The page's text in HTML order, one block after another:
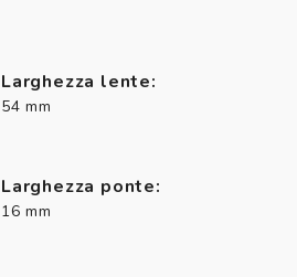
Larghezza lente:
54 mm
Larghezza ponte:
16 mm